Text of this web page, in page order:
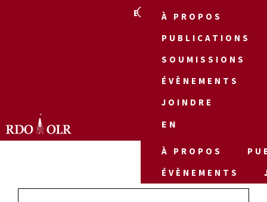
EN
À PROPOS
PUBLICATIONS
SOUMISSIONS
ÉVÈNEMENTS
JOINDRE
EN
À PROPOS
ÉVÈNEMENTS
Search
Search